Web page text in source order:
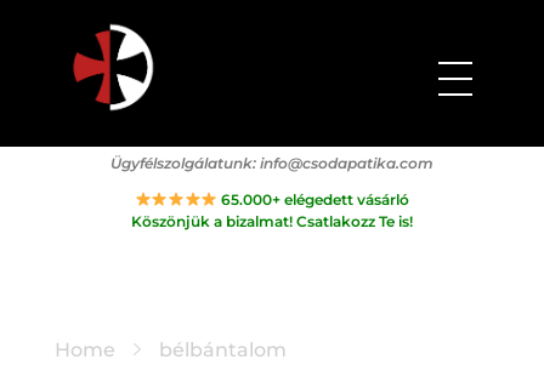
Csodapatika
Természet gyógyereje.
Ügyfélszolgálatunk: info@csodapatika.com
65.000+ elégedett vásárló
Köszönjük a bizalmat! Csatlakozz Te is!
Home bélbántalom